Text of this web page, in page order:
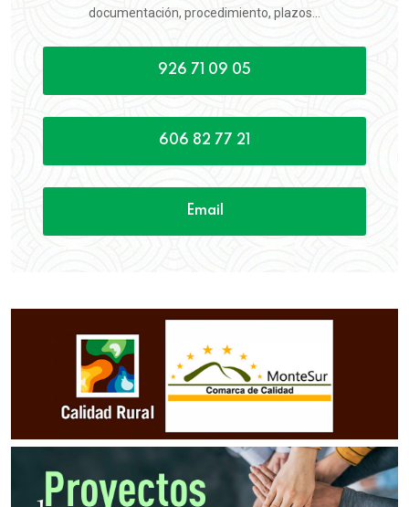
documentación, procedimiento, plazos...
926 71 09 05
606 82 77 21
Email